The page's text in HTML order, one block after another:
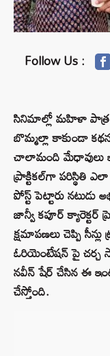
Follow Us :
సినిమాల్లో మహిళా
బొమ్మల్లా కాకుండా
చాలామంది మేధావులు
ప్రాక్టికల్‌గా పరిస్థితి
పోస్ట్ పెట్టారు
జాన్వీ కపూర్ క్యారెక్టర్
క్షమాపణలు చెప్పి
ఓరియెంటేషన్ పై చర్చ
నవీన్ షేర్ చేసిన ఈ
చేస్తోంది.